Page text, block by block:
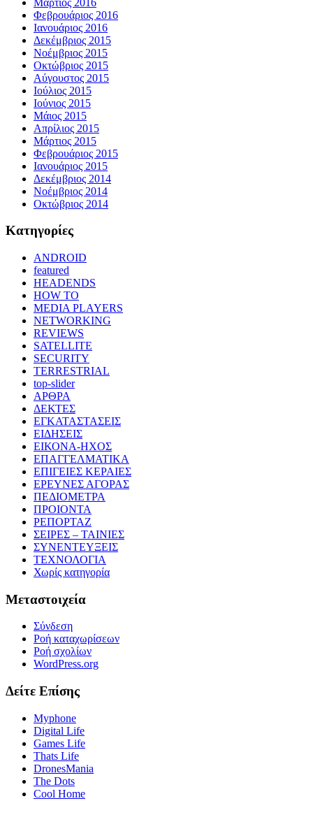
Φεβρουάριος 2016
Ιανουάριος 2016
Δεκέμβριος 2015
Νοέμβριος 2015
Οκτώβριος 2015
Αύγουστος 2015
Ιούλιος 2015
Ιούνιος 2015
Μάιος 2015
Απρίλιος 2015
Μάρτιος 2015
Φεβρουάριος 2015
Ιανουάριος 2015
Δεκέμβριος 2014
Νοέμβριος 2014
Οκτώβριος 2014
Kατηγορίες
ANDROID
featured
HEADENDS
HOW TO
MEDIA PLAYERS
NETWORKING
REVIEWS
SATELLITE
SECURITY
TERRESTRIAL
top-slider
ΑΡΘΡΑ
ΔΕΚΤΕΣ
ΕΓΚΑΤΑΣΤΑΣΕΙΣ
ΕΙΔΗΣΕΙΣ
ΕΙΚΟΝΑ-ΗΧΟΣ
ΕΠΑΓΓΕΛΜΑΤΙΚΑ
ΕΠΙΓΕΙΕΣ ΚΕΡΑΙΕΣ
ΕΡΕΥΝΕΣ ΑΓΟΡΑΣ
ΠΕΔΙΟΜΕΤΡΑ
ΠΡΟΙΟΝΤΑ
ΡΕΠΟΡΤΑΖ
ΣΕΙΡΕΣ – ΤΑΙΝΙΕΣ
ΣΥΝΕΝΤΕΥΞΕΙΣ
ΤΕΧΝΟΛΟΓΙΑ
Χωρίς κατηγορία
Μεταστοιχεία
Σύνδεση
Ροή καταχωρίσεων
Ροή σχολίων
WordPress.org
Δείτε Επίσης
Myphone
Digital Life
Games Life
Thats Life
DronesMania
The Dots
Cool Home